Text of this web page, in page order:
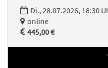
Di., 28.07.2026, 18:30
online
445,00 €